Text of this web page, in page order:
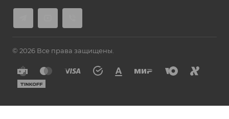
© 2026 Все права защищены.